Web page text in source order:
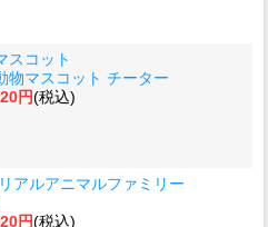
スコット
物マスコット チーター
円(税込)
アルアニマルファミリー
円(税込)